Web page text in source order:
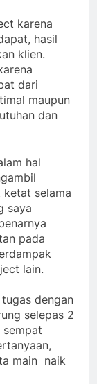
karena
hasil
klien.
dari
maupun
dan
hal
selama
saya
pada
lain.
dengan
selepas 2
sempat
main naik